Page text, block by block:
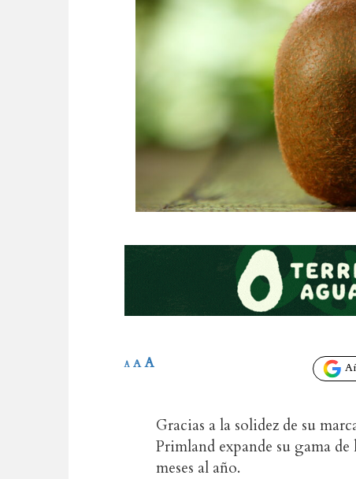
A A A
Gracias a la solidez de su
Primland expande su gama
meses al año.